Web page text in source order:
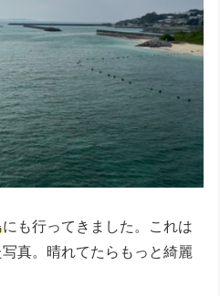
にも行ってきました。これは
真。晴れてたらもっと綺麗